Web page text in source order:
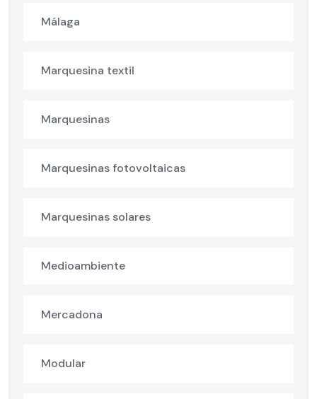
Málaga
Marquesina textil
Marquesinas
Marquesinas fotovoltaicas
Marquesinas solares
Medioambiente
Mercadona
Modular